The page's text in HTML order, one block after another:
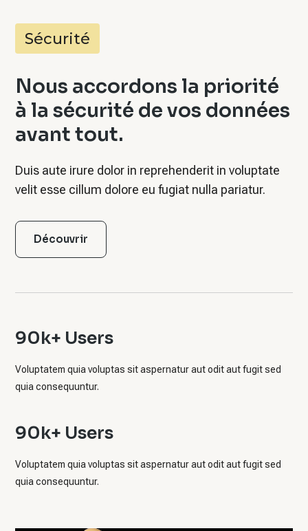
Sécurité
Nous accordons la priorité
à la sécurité de vos données
avant tout.
Duis aute irure dolor in reprehenderit in voluptate
velit esse cillum dolore eu fugiat nulla pariatur.
Découvrir
90k+ Users
Voluptatem quia voluptas sit aspernatur aut odit aut fugit sed
quia consequuntur.
90k+ Users
Voluptatem quia voluptas sit aspernatur aut odit aut fugit sed
quia consequuntur.